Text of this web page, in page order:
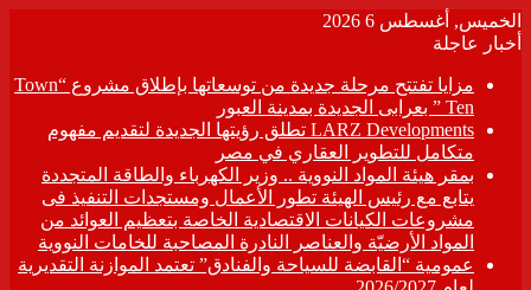
الخميس, أغسطس 6 2026
أخبار عاجلة
مزايا تفتتح مرحلة جديدة من توسعاتها بإطلاق مشروع “Town
Ten ” بعرابى الجديدة بمدينة العبور
LARZ Developments تطلق رؤيتها الجديدة لتقديم مفهوم
متكامل للتطوير العقاري في مصر
بمقر هيئة المواد النووية .. وزير الكهرباء والطاقة المتجددة
يتابع مع رئيس الهيئة تطور الأعمال ومستجدات التنفيذ فى
مشروعات الكيانات الاقتصادية الخاصة بتعظيم العوائد من
المواد الأرضيّة والعناصر النادرة المصاحبة للخامات النووية
عمومية “القابضة للسياحة والفنادق” تعتمد الموازنة التقديرية